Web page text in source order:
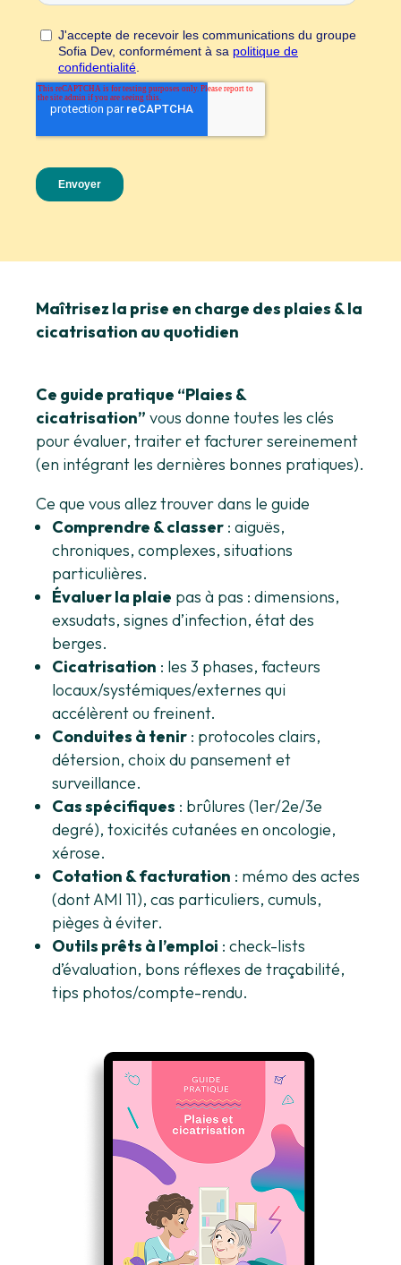
Maîtrisez la prise en charge des plaies & la
cicatrisation au quotidien
Ce guide pratique “Plaies &
cicatrisation” vous donne toutes les clés
pour évaluer, traiter et facturer sereinement
(en intégrant les dernières bonnes pratiques).
Ce que vous allez trouver dans le guide
Comprendre & classer : aiguës,
chroniques, complexes, situations
particulières.
Évaluer la plaie pas à pas : dimensions,
exsudats, signes d’infection, état des
berges.
Cicatrisation : les 3 phases, facteurs
locaux/systémiques/externes qui
accélèrent ou freinent.
Conduites à tenir : protocoles clairs,
détersion, choix du pansement et
surveillance.
Cas spécifiques : brûlures (1er/2e/3e
degré), toxicités cutanées en oncologie,
xérose.
Cotation & facturation : mémo des actes
(dont AMI 11), cas particuliers, cumuls,
pièges à éviter.
Outils prêts à l’emploi : check-lists
d’évaluation, bons réflexes de traçabilité,
tips photos/compte-rendu.